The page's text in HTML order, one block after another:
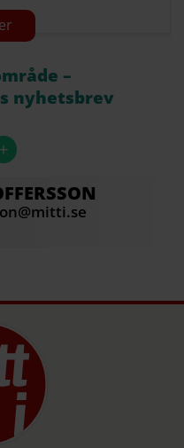
är att det inte
dock.
gjort det hela mitt
dåligt på något
–
nyhetsbrev
+